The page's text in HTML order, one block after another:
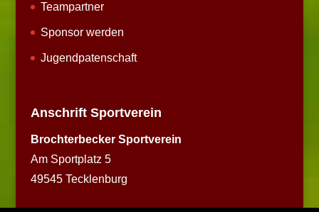
Teampartner
Sponsor werden
Jugendpatenschaft
Anschrift Sportverein
Brochterbecker Sportverein
Am Sportplatz 5
49545 Tecklenburg